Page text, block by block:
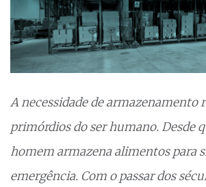
A necessidade de armazenamento
primórdios do ser humano. Desde
homem armazena alimentos para
emergência. Com o passar dos